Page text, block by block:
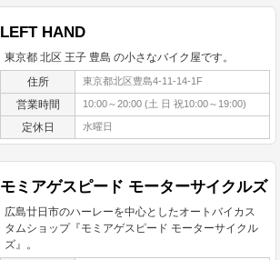
LEFT HAND
東京都 北区 王子 豊島 の小さなバイク屋です。
住所 東京都北区豊島4-11-14-1F
営業時間 10:00～20:00 (土 日 祝10:00～19:00)
定休日 水曜日
モミアゲスピード モーターサイクルズ
広島廿日市のハーレーを中心としたオートバイカス
タムショップ『モミアゲスピード モーターサイクル
ズ』。